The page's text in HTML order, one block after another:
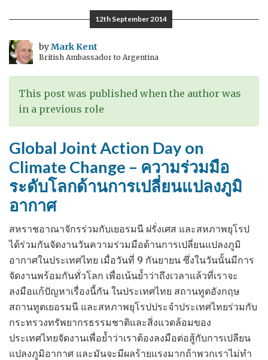
responsible
as
well
as
free
–
มี
ความ
รับ
มาก
เท่าๆ
กับ
เสรีภาพ
12th September 2014
byMark Kent
British Ambassador to Argentina
This post was published when the author was
in a previous role
Global Joint Action Day on
Climate Change – ความร่วมมือ
ระดับโลกด้านการเปลี่ยนแปลงภูมิ
อากาศ
สหราชอาณาจักรร่วมกับเยอรมนี ฝรั่งเศส และสหภาพยุโรป
ได้ร่วมกันจัดงานวันความร่วมมือด้านการเปลี่ยนแปลงภูมิ
อากาศในประเทศไทย เมื่อวันที่ 9 กันยายน ซึ่งในวันนั้นมีการ
จัดงานพร้อมกันทั่วโลก เพื่อเน้นย้ำว่าถึงเวลาแล้วที่เราจะ
ลงมือแก้ปัญหาเรื่องนี้กัน ในประเทศไทย สถานทูตอังกฤษ
สถานทูตเยอรมนี และสหภาพยุโรปประจำประเทศไทยร่วมกับ
กระทรวงทรัพยากรธรรมชาติและสิ่งแวดล้อมของ
ประเทศไทยจัดงานเพื่อย้ำว่าเราต้องลงมือต่อสู้กับการเปลียน
แปลงภูมิอากาศ และมันจะมีผลร้ายแรงมากถ้าพวกเราไม่ทำ